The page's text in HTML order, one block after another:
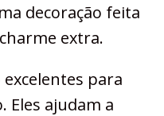
decoração feita
extra.
para
Eles ajudam a